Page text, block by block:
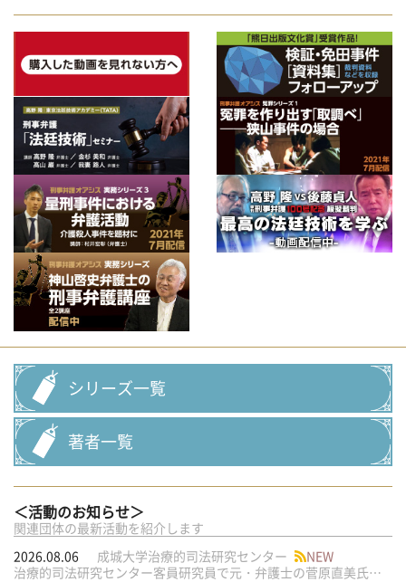
シリーズ一覧
著者一覧
＜活動のお知らせ＞
関連団体の最新活動を紹介します
2026.08.06
成城大学治療的司法研究センター
NEW
治療的司法研究センター客員研究員で元・弁護士の菅原直美氏の論文が公刊されました